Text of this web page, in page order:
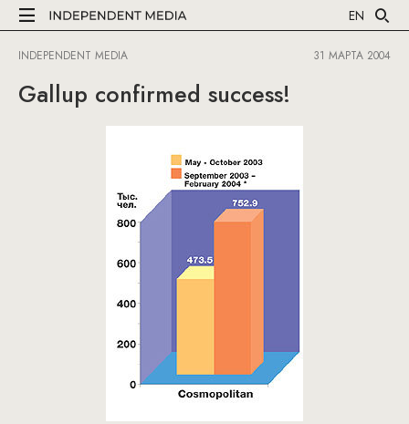
EN
INDEPENDENT MEDIA 31 МАРТА 2004
Gallup confirmed success!